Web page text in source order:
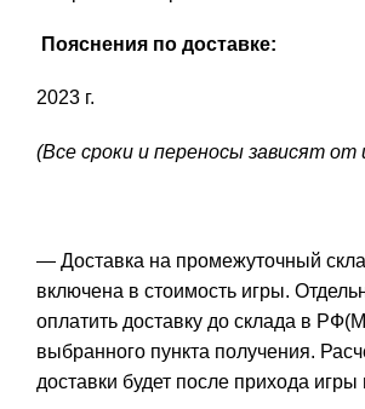
Пояснения по доставке:
2023 г.
(Все сроки и переносы зависят от
— Доставка на промежуточный
включена в стоимость игры.
оплатить доставку до склада в
выбранного пункта получения.
доставки будет после прихода игры